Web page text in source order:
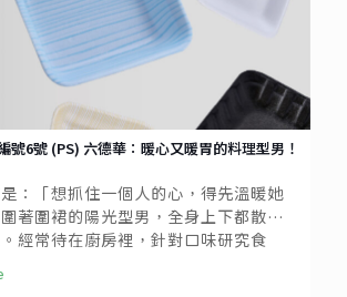
號6號 (PS) 六德華：暖心又暖胃的料理型男！
：「想抓住一個人的心，得先溫暖她
著圍裙的陽光型男，全身上下都散發
經常待在廚房裡，針對口味研究食
化出飲食均衡的各種菜品，不碰酒
少鹽，顧及口味同時兼顧健康。